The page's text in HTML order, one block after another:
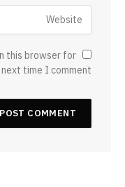
this browser for
time I comment.